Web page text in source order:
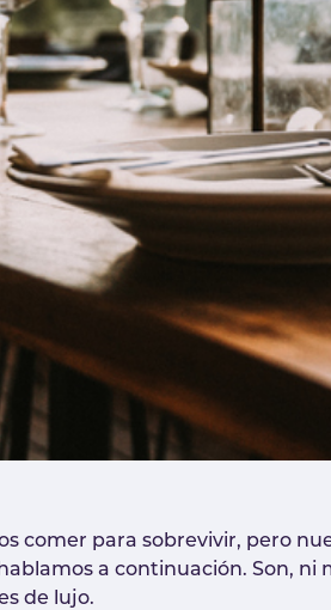
comer para sobrevivir, pero
a continuación. Son, ni
de lujo.